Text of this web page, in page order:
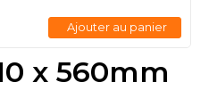
x 560mm
Ajouter au panier